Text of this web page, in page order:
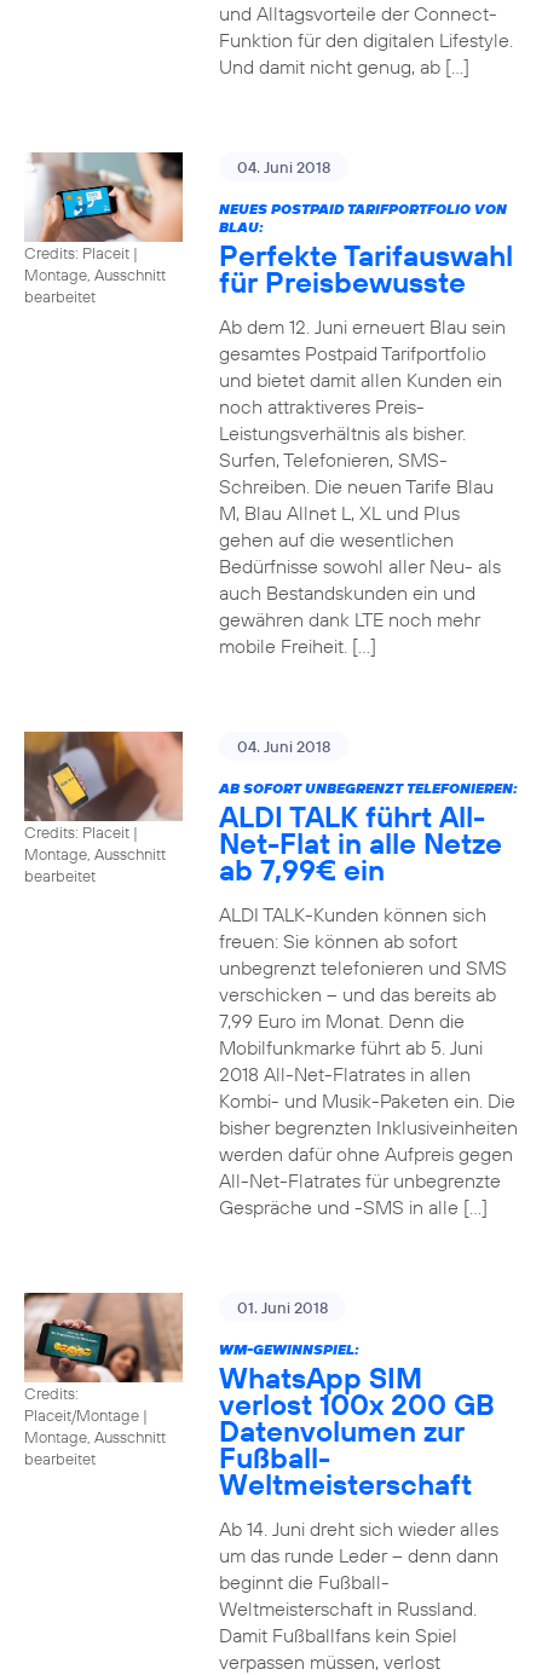
und Alltagsvorteile der Connect-
Funktion für den digitalen Lifestyle.
Und damit nicht genug, ab […]
Credits: Placeit |
Montage, Ausschnitt
bearbeitet
04. Juni 2018
NEUES POSTPAID TARIFPORTFOLIO VON
BLAU:
Perfekte Tarifauswahl
für Preisbewusste
Ab dem 12. Juni erneuert Blau sein
gesamtes Postpaid Tarifportfolio
und bietet damit allen Kunden ein
noch attraktiveres Preis-
Leistungsverhältnis als bisher.
Surfen, Telefonieren, SMS-
Schreiben. Die neuen Tarife Blau
M, Blau Allnet L, XL und Plus
gehen auf die wesentlichen
Bedürfnisse sowohl aller Neu- als
auch Bestandskunden ein und
gewähren dank LTE noch mehr
mobile Freiheit. […]
Credits: Placeit |
Montage, Ausschnitt
bearbeitet
04. Juni 2018
AB SOFORT UNBEGRENZT TELEFONIEREN:
ALDI TALK führt All-
Net-Flat in alle Netze
ab 7,99€ ein
ALDI TALK-Kunden können sich
freuen: Sie können ab sofort
unbegrenzt telefonieren und SMS
verschicken – und das bereits ab
7,99 Euro im Monat. Denn die
Mobilfunkmarke führt ab 5. Juni
2018 All-Net-Flatrates in allen
Kombi- und Musik-Paketen ein. Die
bisher begrenzten Inklusiveinheiten
werden dafür ohne Aufpreis gegen
All-Net-Flatrates für unbegrenzte
Gespräche und -SMS in alle […]
Credits:
Placeit/Montage |
Montage, Ausschnitt
bearbeitet
01. Juni 2018
WM-GEWINNSPIEL:
WhatsApp SIM
verlost 100x 200 GB
Datenvolumen zur
Fußball-
Weltmeisterschaft
Ab 14. Juni dreht sich wieder alles
um das runde Leder – denn dann
beginnt die Fußball-
Weltmeisterschaft in Russland.
Damit Fußballfans kein Spiel
verpassen müssen, verlost